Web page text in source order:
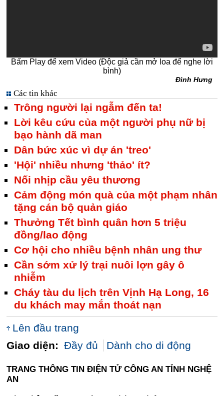
Bấm Play để xem Video (Độc giả cần mở loa để nghe lời
bình)
Đình Hưng
Các tin khác
Trông người lại ngẫm đến ta!
Lời kêu cứu của một người phụ nữ bị
bạo hành dã man
Dân bức xúc vì dự án 'treo'
'Hội' nhiều nhưng 'thảo' ít?
Nối nhịp cầu yêu thương
Cảm động món quà của một phạm nhân
tặng cán bộ quản giáo
Thưởng Tết bình quân hơn 5 triệu
đồng/lao động
Cơ hội cho nhiều bệnh nhân ung thư
Cần sớm xử lý trại nuôi lợn gây ô
nhiễm
Cháy tàu du lịch trên Vịnh Hạ Long, 16
du khách may mắn thoát nạn
Lên đầu trang
Giao diện: Đầy đủ Dành cho di động
TRANG THÔNG TIN ĐIỆN TỬ CÔNG AN TỈNH NGHỆ
AN